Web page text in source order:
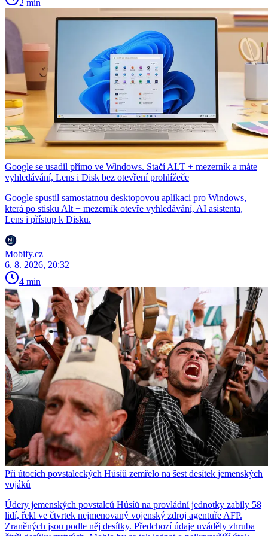
2 min
Google se usadil přímo ve Windows. Stačí ALT + mezerník a máte
vyhledávání, Lens i Disk bez otevření prohlížeče
Google spustil samostatnou desktopovou aplikaci pro Windows,
která po stisku Alt + mezerník otevře vyhledávání, AI asistenta,
Lens i přístup k Disku.
Mobify.cz
6. 8. 2026, 20:32
4 min
Při útocích povstaleckých Húsíů zemřelo na šest desítek jemenských
vojáků
Údery jemenských povstalců Húsíů na provládní jednotky zabily 58
lidí, řekl ve čtvrtek nejmenovaný vojenský zdroj agentuře AFP.
Zraněných jsou podle něj desítky. Předchozí údaje uváděly zhruba